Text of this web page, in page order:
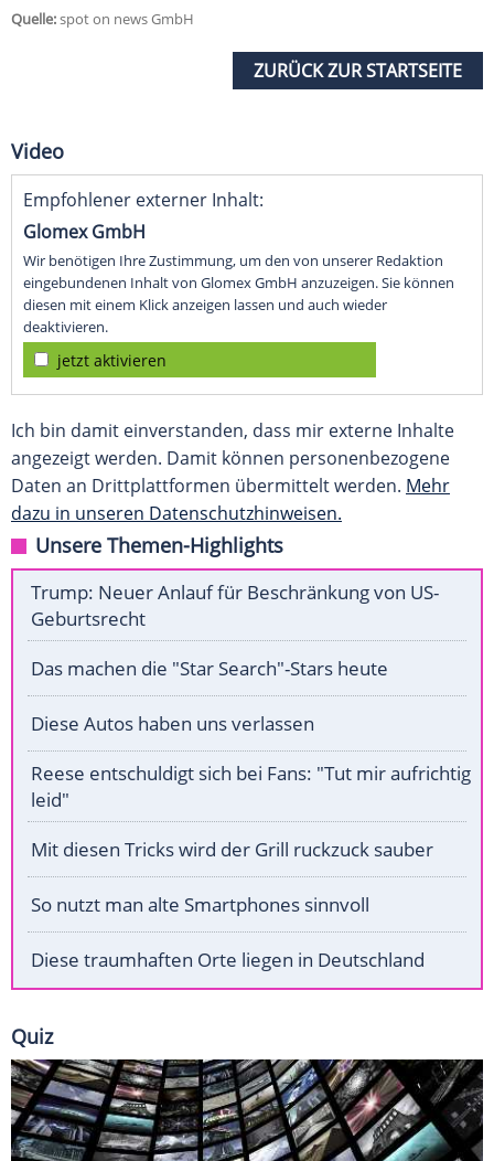
Quelle:spot on news GmbH
ZURÜCK ZUR STARTSEITE
Video
Empfohlener externer Inhalt:
Glomex GmbH
Wir benötigen Ihre Zustimmung, um den von unserer Redaktion
eingebundenen Inhalt von Glomex GmbH anzuzeigen. Sie können
diesen mit einem Klick anzeigen lassen und auch wieder
deaktivieren.
jetzt aktivieren
Ich bin damit einverstanden, dass mir externe Inhalte
angezeigt werden. Damit können personenbezogene
Daten an Drittplattformen übermittelt werden. Mehr
dazu in unseren Datenschutzhinweisen.
Unsere Themen-Highlights
Trump: Neuer Anlauf für Beschränkung von US-
Geburtsrecht
Das machen die "Star Search"-Stars heute
Diese Autos haben uns verlassen
Reese entschuldigt sich bei Fans: "Tut mir aufrichtig
leid"
Mit diesen Tricks wird der Grill ruckzuck sauber
So nutzt man alte Smartphones sinnvoll
Diese traumhaften Orte liegen in Deutschland
Quiz